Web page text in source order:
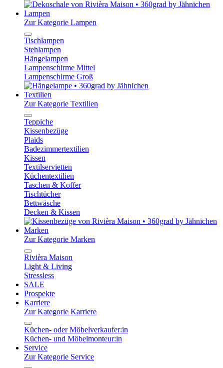
Lampen
Zur Kategorie Lampen
Tischlampen
Stehlampen
Hängelampen
Lampenschirme Mittel
Lampenschirme Groß
Textilien
Zur Kategorie Textilien
Teppiche
Kissenbezüge
Plaids
Badezimmertextilien
Kissen
Textilservietten
Küchentextilien
Taschen & Koffer
Tischtücher
Bettwäsche
Decken & Kissen
Marken
Zur Kategorie Marken
Rivièra Maison
Light & Living
Stressless
SALE
Prospekte
Karriere
Zur Kategorie Karriere
Küchen- oder Möbelverkaufer:in
Küchen- und Möbelmonteur:in
Service
Zur Kategorie Service